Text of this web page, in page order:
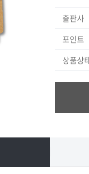
출판사
포인트
상품상